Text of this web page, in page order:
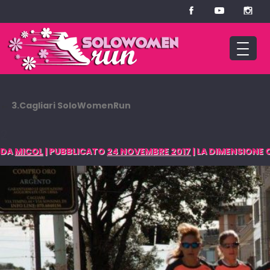
3.Cagliari SoloWomenRun
DA MICOL | PUBBLICATO24 NOVEMBRE 2017 |LA DIMENSIONE